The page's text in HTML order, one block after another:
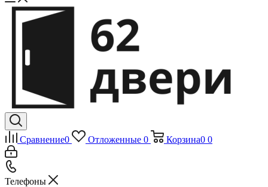
Сравнение0 Отложенные 0 Корзина0 0
Телефоны